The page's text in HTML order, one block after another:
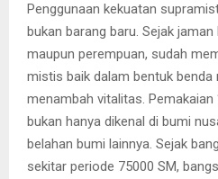
Penggunaan kekuatan
bukan barang baru. Sejak jaman
maupun perempuan, sudah
mistis baik dalam bentuk
menambah vitalitas. Pemakaian
bukan hanya dikenal di bumi
belahan bumi lainnya. Sejak
sekitar periode 75000 SM,